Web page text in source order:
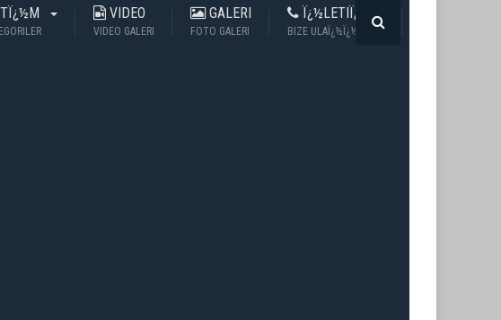
TÏ¿½M VIDEO
VIDEO GALERI
GALERI
FOTO GALERI
Ï¿½LETIÏ¿½IM
BIZE ULAÏ¿½Ï¿½N